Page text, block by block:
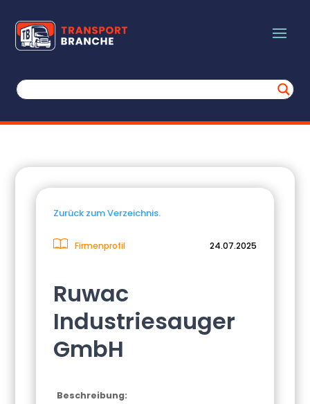
Zurück zum Verzeichnis.
Firmenprofil 24.07.2025
Ruwac
Industriesauger
GmbH
Beschreibung: